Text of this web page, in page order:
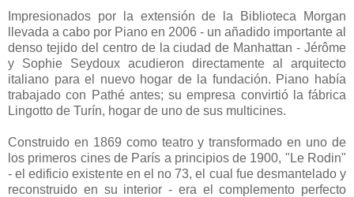
Impresionados por la extensión de la Biblioteca Morgan
llevada a cabo por Piano en 2006 - un añadido importante al
denso tejido del centro de la ciudad de Manhattan - Jérôme
y Sophie Seydoux acudieron directamente al arquitecto
italiano para el nuevo hogar de la fundación. Piano había
trabajado con Pathé antes; su empresa convirtió la fábrica
Lingotto de Turín, hogar de uno de sus multicines.
Construido en 1869 como teatro y transformado en uno de
los primeros cines de París a principios de 1900, "Le Rodin"
- el edificio existente en el no 73, el cual fue desmantelado y
reconstruido en su interior - era el complemento perfecto